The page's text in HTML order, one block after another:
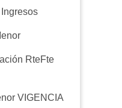
RteFte
VIGENCIA